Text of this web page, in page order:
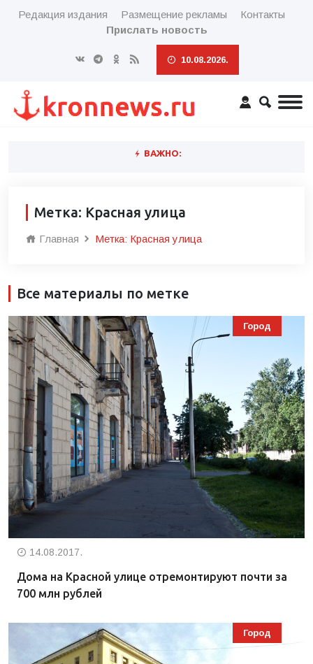
Редакция издания Размещение рекламы
Контакты
Прислать новость
10.08.2026.
ВАЖНО:
Метка: Красная улица
Главная Метка: Красная улица
Все материалы по метке
Город
14.08.2017.
Дома на Красной улице отремонтируют почти за
700 млн рублей
Город